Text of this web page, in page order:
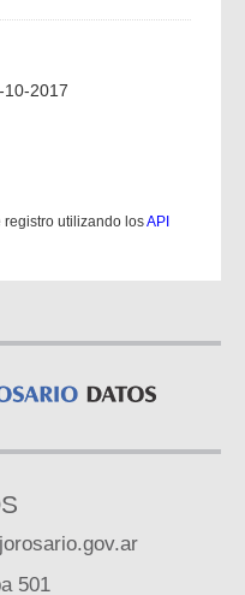
10-2017
registro utilizando losAPI
501